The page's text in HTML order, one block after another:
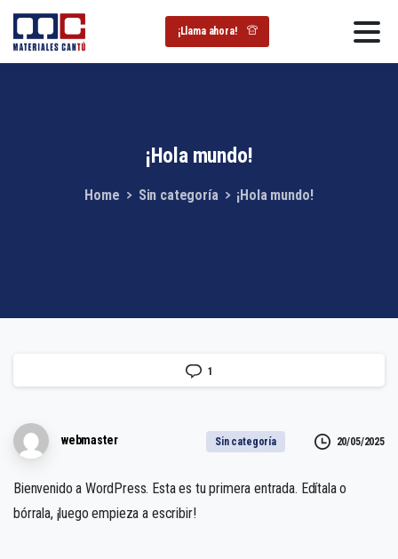
¡Llama ahora!
¡Hola mundo!
Home Sin categoría ¡Hola mundo!
1
webmaster Sin categoría 20/05/2025
Bienvenido a WordPress. Esta es tu primera entrada. Edítala o
bórrala, ¡luego empieza a escribir!